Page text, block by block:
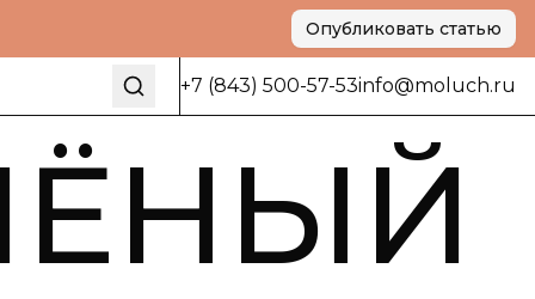
Опубликовать статью
+7 (843) 500-57-53info@moluch.ru